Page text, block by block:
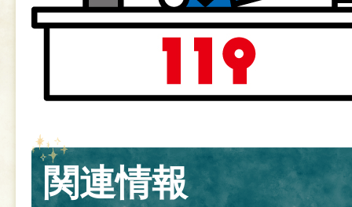
関連情報